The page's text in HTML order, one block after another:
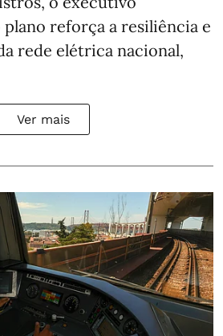
plano reforça a resiliência e
rede elétrica nacional,
Ver mais